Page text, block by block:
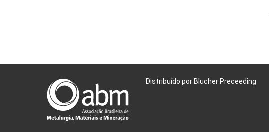
Distribuído por Blucher Preceeding